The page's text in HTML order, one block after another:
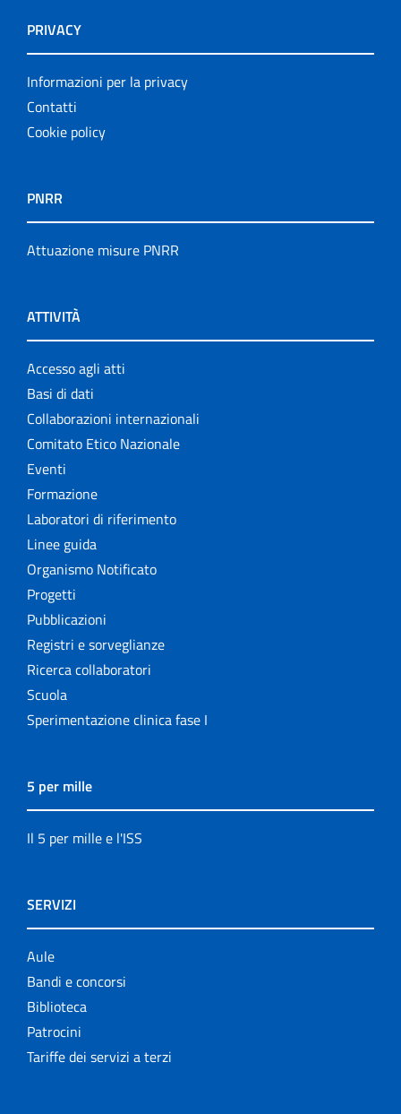
PRIVACY
Informazioni per la privacy
Contatti
Cookie policy
PNRR
Attuazione misure PNRR
ATTIVITÀ
Accesso agli atti
Basi di dati
Collaborazioni internazionali
Comitato Etico Nazionale
Eventi
Formazione
Laboratori di riferimento
Linee guida
Organismo Notificato
Progetti
Pubblicazioni
Registri e sorveglianze
Ricerca collaboratori
Scuola
Sperimentazione clinica fase I
5 per mille
Il 5 per mille e l'ISS
SERVIZI
Aule
Bandi e concorsi
Biblioteca
Patrocini
Tariffe dei servizi a terzi